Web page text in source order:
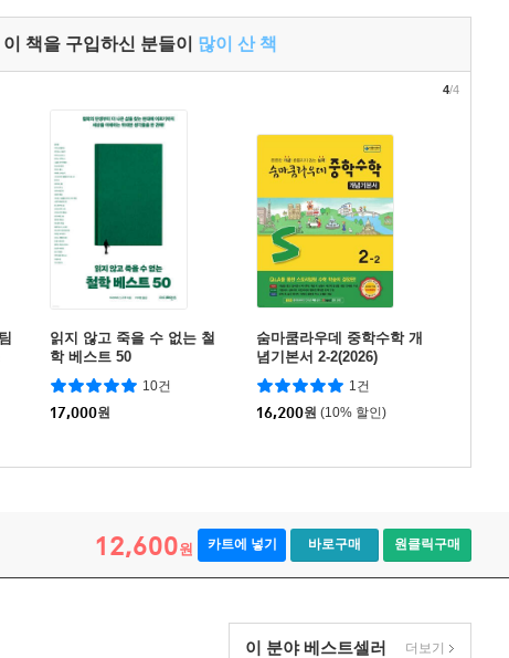
이 책을 구입하신 분들이 많이 산 책
읽지 않고 죽을 수 없는 철
학 베스트 50
10건
17,000원
숨마쿰라우데 중학수학 개
념기본서 2-2(2026)
1건
16,200원 (10% 할인)
4/4
12,600원 카트에 넣기 바로구매 원클릭구매
이 분야 베스트셀러 더보기